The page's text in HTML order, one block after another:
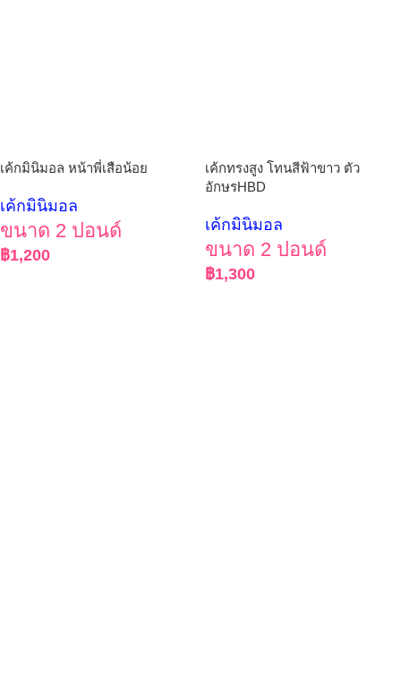
เค้กมินิมอล หน้าพี่เสือน้อย
เค้กมินิมอล
ขนาด 2 ปอนด์
฿1,200
เค้กทรงสูง โทนสีฟ้าขาว ตัว
อักษรHBD
เค้กมินิมอล
ขนาด 2 ปอนด์
฿1,300